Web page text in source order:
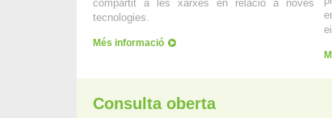
compartit a les xarxes en relació a noves
tecnologies.
Més informació
Consulta oberta